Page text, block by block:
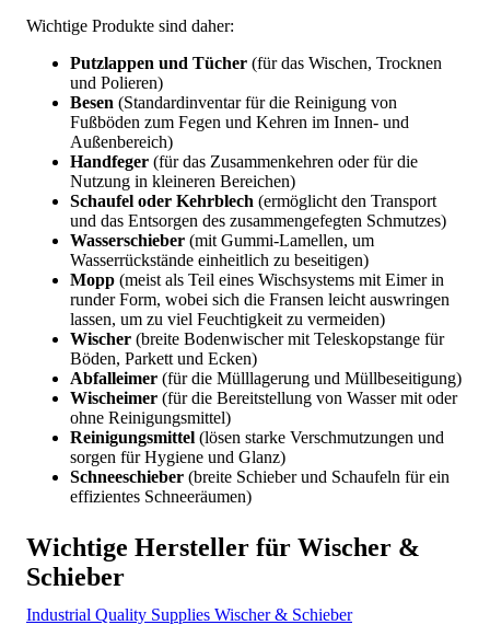
Wichtige Produkte sind daher:
Putzlappen und Tücher (für das Wischen, Trocknen
und Polieren)
Besen (Standardinventar für die Reinigung von
Fußböden zum Fegen und Kehren im Innen- und
Außenbereich)
Handfeger (für das Zusammenkehren oder für die
Nutzung in kleineren Bereichen)
Schaufel oder Kehrblech (ermöglicht den Transport
und das Entsorgen des zusammengefegten Schmutzes)
Wasserschieber (mit Gummi-Lamellen, um
Wasserrückstände einheitlich zu beseitigen)
Mopp (meist als Teil eines Wischsystems mit Eimer in
runder Form, wobei sich die Fransen leicht auswringen
lassen, um zu viel Feuchtigkeit zu vermeiden)
Wischer (breite Bodenwischer mit Teleskopstange für
Böden, Parkett und Ecken)
Abfalleimer (für die Mülllagerung und Müllbeseitigung)
Wischeimer (für die Bereitstellung von Wasser mit oder
ohne Reinigungsmittel)
Reinigungsmittel (lösen starke Verschmutzungen und
sorgen für Hygiene und Glanz)
Schneeschieber (breite Schieber und Schaufeln für ein
effizientes Schneeräumen)
Wichtige Hersteller für Wischer &
Schieber
Industrial Quality Supplies Wischer & Schieber